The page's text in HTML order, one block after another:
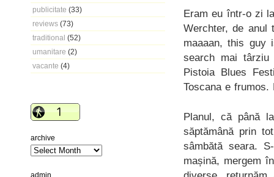
publicitate (33)
reviews (73)
traditional (52)
umanitare (2)
vacante (4)
archive
admin
Eram eu într-o zi
Werchter, de anul
maaaan, this guy
search mai
Pistoia Blues
Toscana e
Planul, că până
săptămână prin
sâmbătă seara.
mașină, mergem